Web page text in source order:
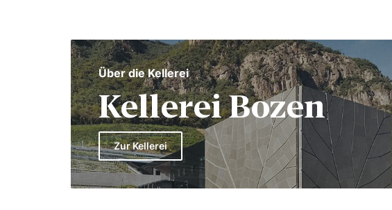
Über die Kellerei
Kellerei Bozen
Zur Kellerei